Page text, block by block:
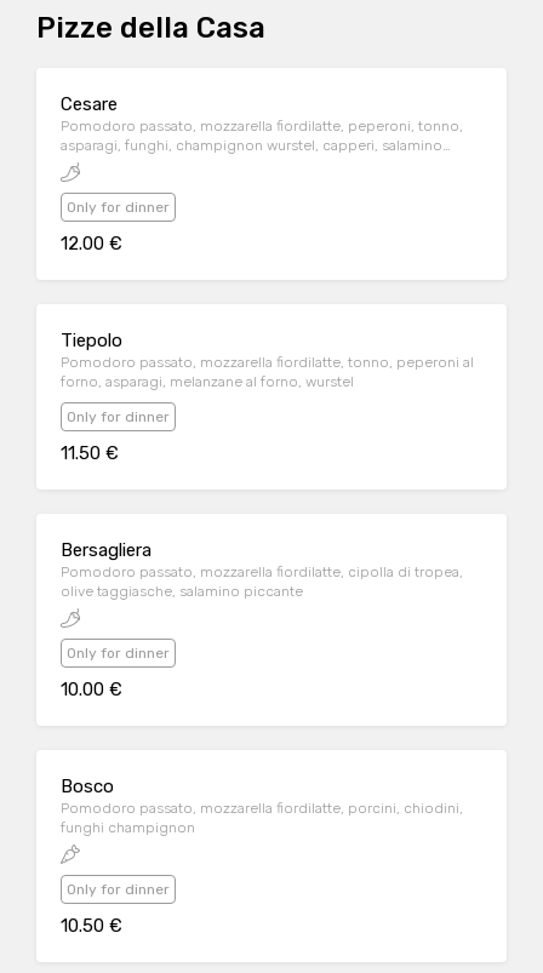
Pizze della Casa
Cesare
Pomodoro passato, mozzarella fiordilatte, peperoni, tonno,
asparagi, funghi, champignon wurstel, capperi, salamino
piccante
Only for dinner
12.00 €
Tiepolo
Pomodoro passato, mozzarella fiordilatte, tonno, peperoni al
forno, asparagi, melanzane al forno, wurstel
Only for dinner
11.50 €
Bersagliera
Pomodoro passato, mozzarella fiordilatte, cipolla di tropea,
olive taggiasche, salamino piccante
Only for dinner
10.00 €
Bosco
Pomodoro passato, mozzarella fiordilatte, porcini, chiodini,
funghi champignon
Only for dinner
10.50 €